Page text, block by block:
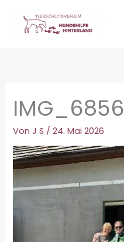
springen
IMG_6856
VonJ S /24. Mai 2026